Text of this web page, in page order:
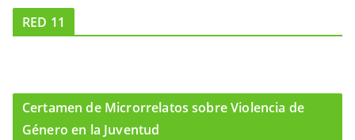
RED 11
Certamen de Microrrelatos sobre Violencia de
Género en la Juventud